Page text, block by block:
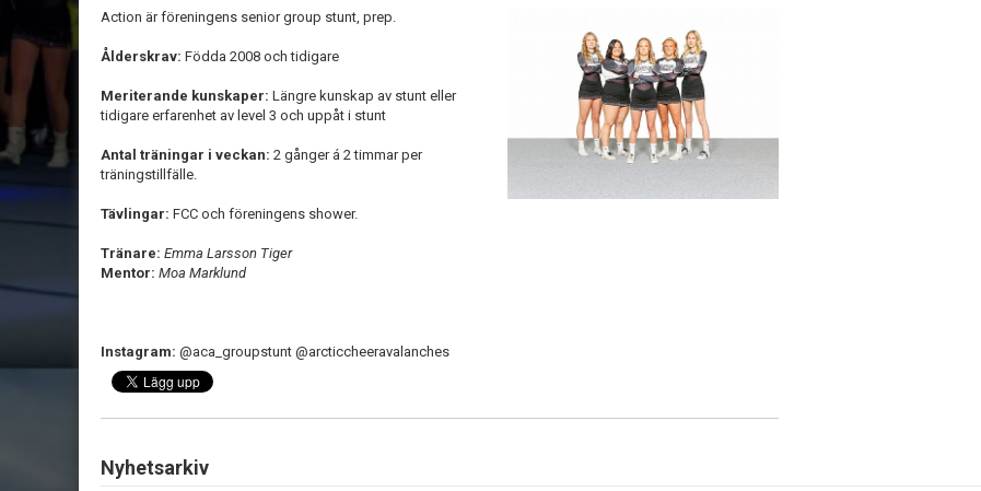
Action är föreningens senior group stunt, prep.
Ålderskrav: Födda 2008 och tidigare
Meriterande kunskaper: Längre kunskap av stunt eller
tidigare erfarenhet av level 3 och uppåt i stunt
Antal träningar i veckan: 2 gånger á 2 timmar per
träningstillfälle.
Tävlingar: FCC och föreningens shower.
Tränare: Emma Larsson Tiger
Mentor: Moa Marklund
Instagram: @aca_groupstunt @arcticcheeravalanches
Nyhetsarkiv